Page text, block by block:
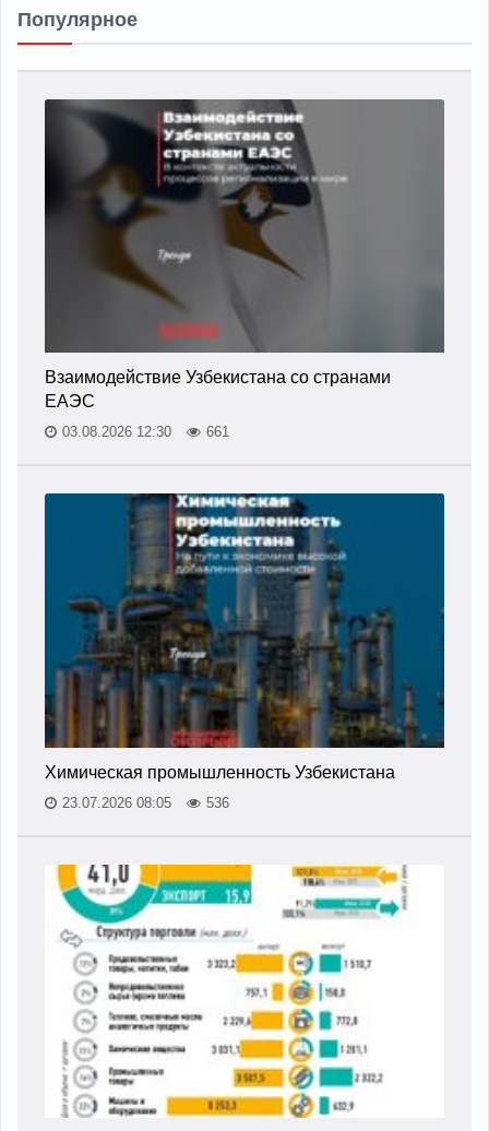
Популярное
Взаимодействие Узбекистана со странами
ЕАЭС
03.08.2026 12:30 661
Химическая промышленность Узбекистана
23.07.2026 08:05 536